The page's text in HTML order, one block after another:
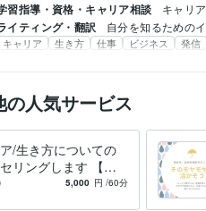
習指導・資格・キャリア相談 キャリ
イティング・翻訳 自分を知るための
キャリア 生き方 仕事 ビジネス 発信
人気サービス
/生き方についての
リングします 【気
理/強み発見/なりた
5,000 円 /60分